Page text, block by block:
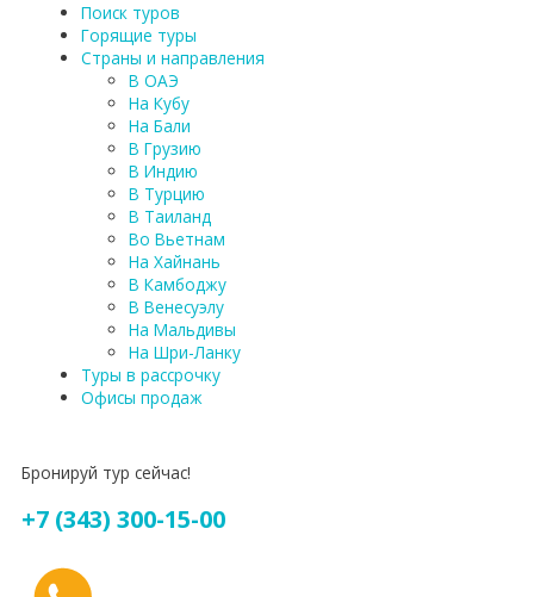
Поиск туров
Горящие туры
Страны и направления
В ОАЭ
На Кубу
На Бали
В Грузию
В Индию
В Турцию
В Таиланд
Во Вьетнам
На Хайнань
В Камбоджу
В Венесуэлу
На Мальдивы
На Шри-Ланку
Туры в рассрочку
Офисы продаж
Бронируй тур сейчас!
+7 (343) 300-15-00